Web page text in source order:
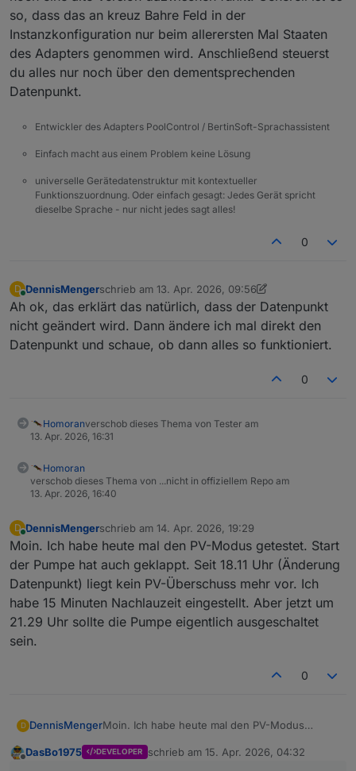
so, dass das an kreuz Bahre Feld in der
Instanzkonfiguration nur beim allerersten Mal Staaten
des Adapters genommen wird. Anschließend steuerst
du alles nur noch über den dementsprechenden
Datenpunkt.
Entwickler des Adapters PoolControl / BertinSoft-Sprachassistent
Einfach macht aus einem Problem keine Lösung
universelle Gerätedatenstruktur mit kontextueller
Funktionszuordnung. Oder einfach gesagt: Jedes Gerät spricht
dieselbe Sprache - nur nicht jedes sagt alles!
0
D
Online
DennisMengerschrieb am 13. Apr. 2026, 09:56
zuletzt editiert von DennisMenger
Ah ok, das erklärt das natürlich, dass der Datenpunkt
nicht geändert wird. Dann ändere ich mal direkt den
Datenpunkt und schaue, ob dann alles so funktioniert.
0
Homoranverschob dieses Thema von Tester am
13. Apr. 2026, 16:31
Homoran
verschob dieses Thema von ...nicht in offiziellem Repo am
13. Apr. 2026, 16:40
D
Online
DennisMengerschrieb am 14. Apr. 2026, 19:29
zuletzt editiert von
Moin. Ich habe heute mal den PV-Modus getestet. Start
der Pumpe hat auch geklappt. Seit 18.11 Uhr (Änderung
Datenpunkt) liegt kein PV-Überschuss mehr vor. Ich
habe 15 Minuten Nachlauzeit eingestellt. Aber jetzt um
21.29 Uhr sollte die Pumpe eigentlich ausgeschaltet
sein.
0
D DennisMengerMoin. Ich habe heute mal den PV-Modus
Seit 18.11 Uhr (Änderung Datenpunkt) liegt kein
Offline
DasBo1975 DEVELOPER schrieb am 15. Apr. 2026, 04:32
zuletzt editiert von